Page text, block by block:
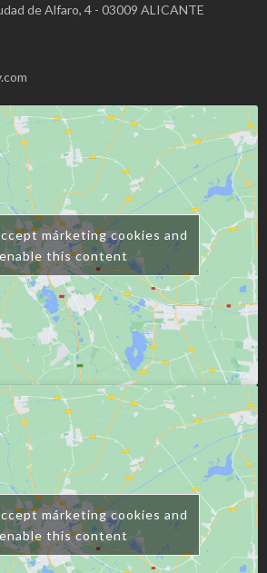
de Alfaro, 4 - 03009 ALICANTE
márketing cookies and
enable this content
márketing cookies and
enable this content